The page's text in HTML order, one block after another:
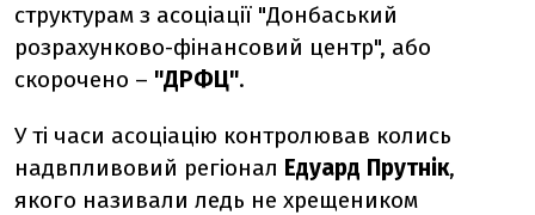
структурам з асоціації "Донбаський
розрахунково-фінансовий центр", або
скорочено – "ДРФЦ".
У ті часи асоціацію контролював колись
надвпливовий регіонал Едуард Прутнік,
якого називали ледь не хрещеником